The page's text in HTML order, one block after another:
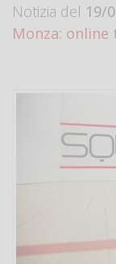
Notizia del 19/
Monza: